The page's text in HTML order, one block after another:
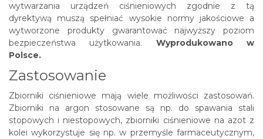
wytwarzania urządzeń ciśnieniowych zgodnie z tą
dyrektywą muszą spełniać wysokie normy jakościowe a
wytworzone produkty gwarantować najwyższy poziom
bezpieczeństwa użytkowania. Wyprodukowano w
Polsce.
Zastosowanie
Zbiorniki ciśnieniowe mają wiele możliwości zastosowań.
Zbiorniki na argon stosowane są np. do spawania stali
stopowych i niestopowych, zbiorniki ciśnieniowe na azot z
kolei wykorzystuje się np. w przemyśle farmaceutycznym,